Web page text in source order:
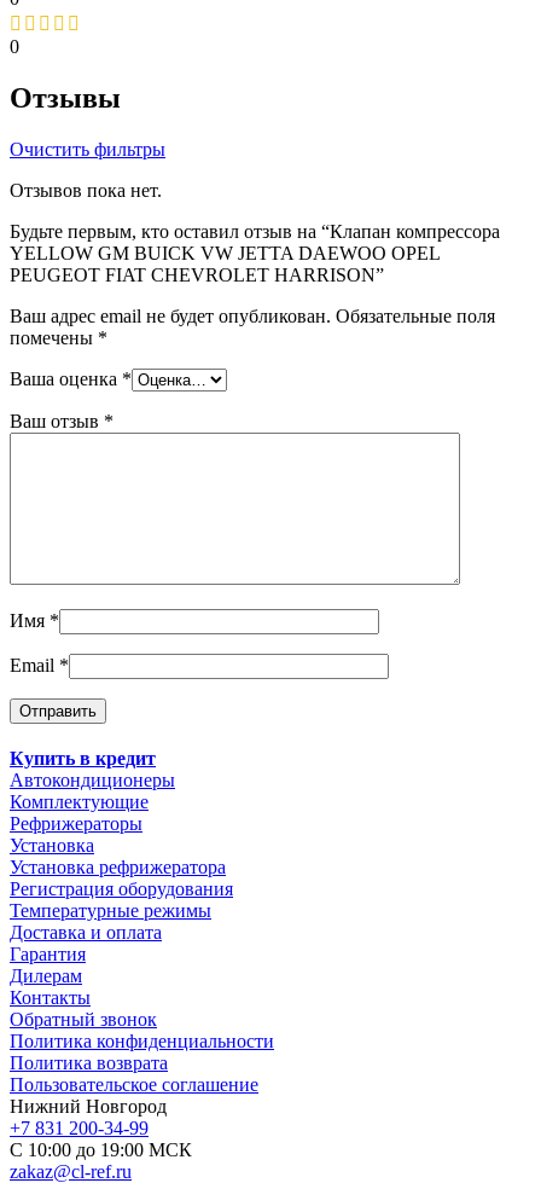
0
Отзывы
Очистить фильтры
Отзывов пока нет.
Будьте первым, кто оставил отзыв на “Клапан компрессора
YELLOW GM BUICK VW JETTA DAEWOO OPEL
PEUGEOT FIAT CHEVROLET HARRISON”
Ваш адрес email не будет опубликован. Обязательные поля
помечены *
Ваша оценка *
Ваш отзыв *
Имя *
Email *
Купить в кредит
Автокондиционеры
Комплектующие
Рефрижераторы
Установка
Установка рефрижератора
Регистрация оборудования
Температурные режимы
Доставка и оплата
Гарантия
Дилерам
Контакты
Обратный звонок
Политика конфиденциальности
Политика возврата
Пользовательское соглашение
Нижний Новгород
+7 831 200-34-99
С 10:00 до 19:00 МСК
zakaz@cl-ref.ru